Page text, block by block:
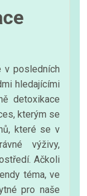
v posledních
hledajícími
detoxikace
kterým se
které se v
výživy,
Ačkoli
téma, ve
pro naše